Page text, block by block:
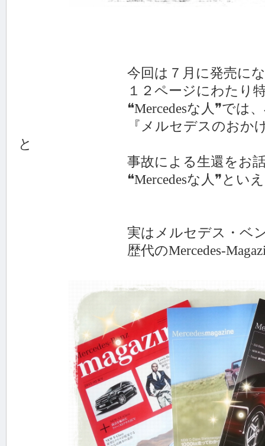
今回は７月に発売になりま
１２ページにわたり特集
❝Mercedesな人❞では、小
『メルセデスのおかげで九
と
事故による生還をお話しし
❝Mercedesな人❞といえば
実はメルセデス・ベンツ
歴代のMercedes-Magazineが